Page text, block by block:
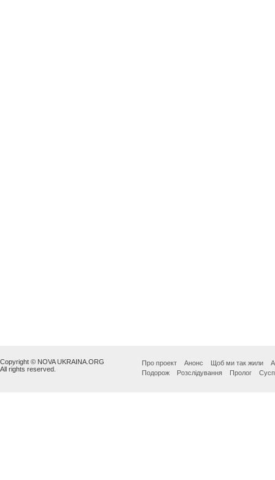
Copyright © NOVA UKRAINA.ORG
All rights reserved.
Про проект Анонс Щоб ми так жили
Подорож
Розслідування Пролог